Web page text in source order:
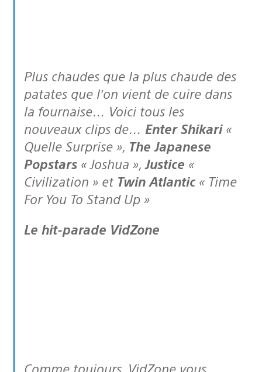
Plus chaudes que la plus chaude des
patates que l’on vient de cuire dans
la fournaise… Voici tous les
nouveaux clips de… Enter Shikari«
Quelle Surprise », The Japanese
Popstars « Joshua », Justice «
Civilization » et Twin Atlantic « Time
For You To Stand Up »
Le hit-parade VidZone
Comme toujours, VidZone vous